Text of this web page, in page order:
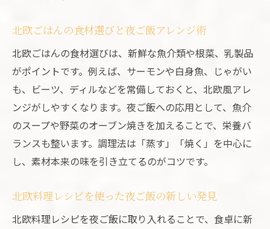
健康志向にぴったりな北欧風夜ご飯の工夫
毎日続けたい質素な北欧ごはん夜ご飯アレ
ンジ
質素さが光る北欧夜ご飯で心も満たされる
方法
北欧料理で変わる毎日の夜ご飯アイデア
北欧料理一覧を活用した夜ご飯の新提案
毎日の夜ご飯を変える北欧ごはんのコツ
北欧の人気料理で夜ご飯がもっと楽しくな
北欧ごはんの食材選びと夜ご飯アレンジ術
北欧ごはんの食材選びは、新鮮な魚介類や根菜、乳製品
がポイントです。例えば、サーモンや白身魚、じゃがい
も、ビーツ、ディルなどを常備しておくと、北欧風アレ
ンジがしやすくなります。夜ご飯への応用として、魚介
のスープや野菜のオーブン焼きを加えることで、栄養バ
ランスも整います。調理法は「蒸す」「焼く」を中心に
し、素材本来の味を引き立てるのがコツです。
北欧料理レシピを使った夜ご飯の新しい発見
北欧料理レシピを夜ご飯に取り入れることで、食卓に新